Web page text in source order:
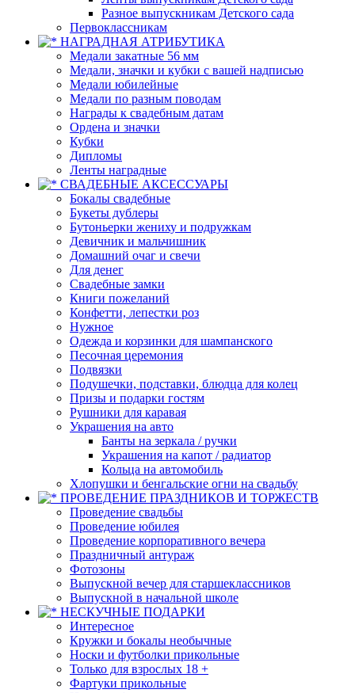
Разное выпускникам Детского сада
Первоклассникам
НАГРАДНАЯ АТРИБУТИКА
Медали закатные 56 мм
Медали, значки и кубки с вашей надписью
Медали юбилейные
Медали по разным поводам
Награды к свадебным датам
Ордена и значки
Кубки
Дипломы
Ленты наградные
СВАДЕБНЫЕ АКСЕССУАРЫ
Бокалы свадебные
Букеты дублеры
Бутоньерки жениху и подружкам
Девичник и мальчишник
Домашний очаг и свечи
Для денег
Свадебные замки
Книги пожеланий
Конфетти, лепестки роз
Нужное
Одежда и корзинки для шампанского
Песочная церемония
Подвязки
Подушечки, подставки, блюдца для колец
Призы и подарки гостям
Рушники для каравая
Украшения на авто
Банты на зеркала / ручки
Украшения на капот / радиатор
Кольца на автомобиль
Хлопушки и бенгальские огни на свадьбу
ПРОВЕДЕНИЕ ПРАЗДНИКОВ И ТОРЖЕСТВ
Проведение свадьбы
Проведение юбилея
Проведение корпоративного вечера
Праздничный антураж
Фотозоны
Выпускной вечер для старшеклассников
Выпускной в начальной школе
НЕСКУЧНЫЕ ПОДАРКИ
Интересное
Кружки и бокалы необычные
Носки и футболки прикольные
Только для взрослых 18 +
Фартуки прикольные